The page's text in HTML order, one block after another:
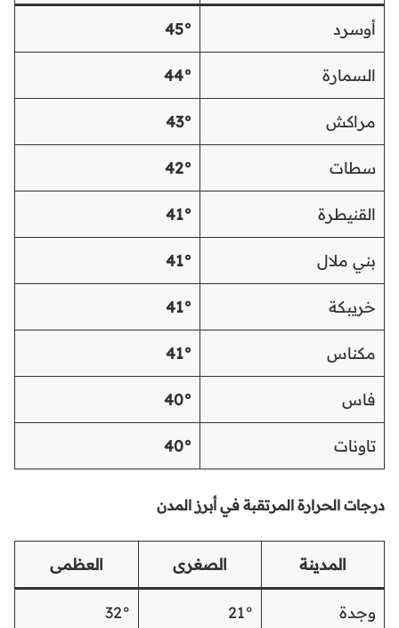
أوسرد 45°
السمارة 44°
مراكش 43°
سطات 42°
القنيطرة 41°
بني ملال 41°
خريبكة 41°
مكناس 41°
فاس 40°
تاونات 40°
درجات الحرارة المرتقبة في أبرز المدن
المدينة الصغرى العظمى
وجدة 21°
32°